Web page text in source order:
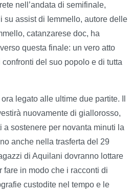
nell’andata di semifinale,
su assist di Iemmello, autore delle
catanzarese doc, ha
questa finale: un vero atto
del suo popolo e di tutta
legato alle ultime due partite. Il
nuovamente di giallorosso,
a sostenere per novanta minuti la
anche nella trasferta del 29
di Aquilani dovranno lottare
fare in modo che i racconti di
custodite nel tempo e le